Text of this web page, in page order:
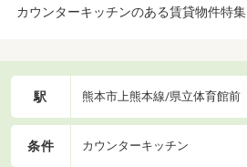
カウンターキッチンのある賃貸物件特集
駅 熊本市上熊本線/県立体育館前
条件 カウンターキッチン